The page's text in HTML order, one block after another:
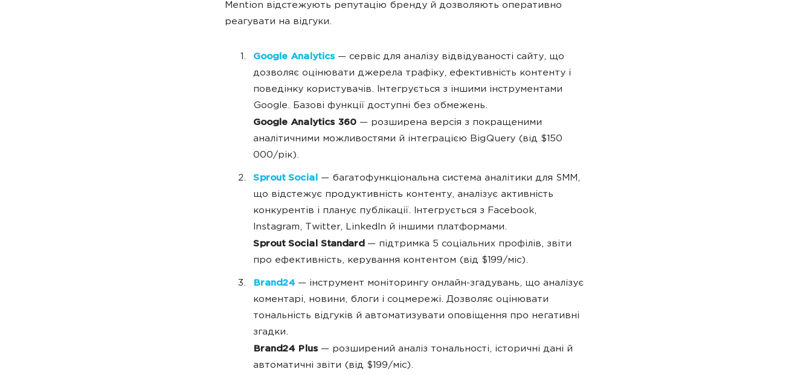
Mention відстежують репутацію бренду й дозволяють оперативно
реагувати на відгуки.
Google Analytics — сервіс для аналізу відвідуваності сайту, що
дозволяє оцінювати джерела трафіку, ефективність контенту і
поведінку користувачів. Інтегрується з іншими інструментами
Google. Базові функції доступні без обмежень.
Google Analytics 360 — розширена версія з покращеними
аналітичними можливостями й інтеграцією BigQuery (від $150
000/рік).
Sprout Social
— багатофункціональна система аналітики для SMM,
що відстежує продуктивність контенту, аналізує активність
конкурентів і планує публікації. Інтегрується з Facebook,
Instagram, Twitter, LinkedIn й іншими платформами.
Sprout Social Standard— підтримка 5 соціальних профілів, звіти
про ефективність, керування контентом (від $199/міс).
Brand24— інструмент моніторингу онлайн-згадувань, що аналізує
коментарі, новини, блоги і соцмережі. Дозволяє оцінювати
тональність відгуків й автоматизувати оповіщення про негативні
згадки.
Brand24 Plus — розширений аналіз тональності, історичні дані й
автоматичні звіти (від $199/міс).